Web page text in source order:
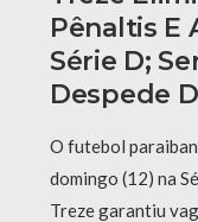
Pênaltis E
Série D;
Despede
O futebol
domingo (12) na
Treze garantiu